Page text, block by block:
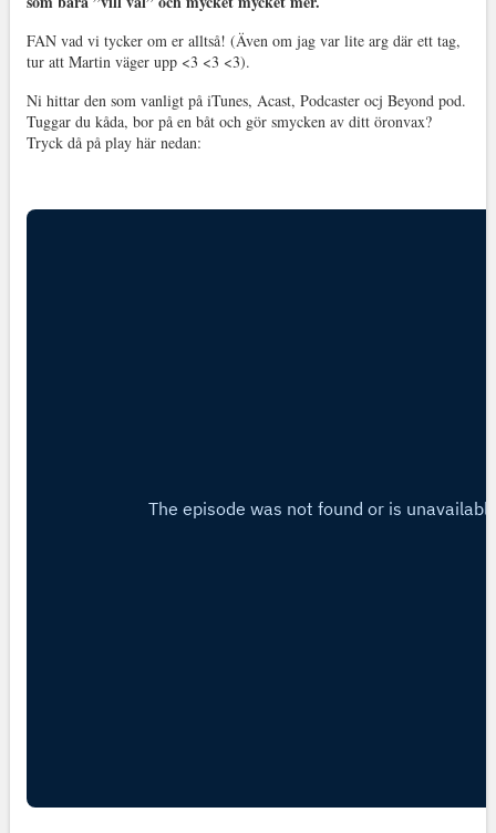
FAN vad vi tycker om er alltså! (Även om jag var lite arg där ett tag,
tur att Martin väger upp <3 <3 <3).
Ni hittar den som vanligt på iTunes, Acast, Podcaster ocj Beyond pod.
Tuggar du kåda, bor på en båt och gör smycken av ditt öronvax?
Tryck då på play här nedan: